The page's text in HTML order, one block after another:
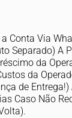
Conta Via
Separado) A
da
da
de Entrega!)
Caso Não